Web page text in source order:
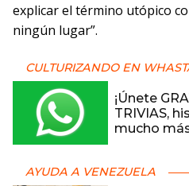
explicar el término utópico
ningún lugar”.
CULTURIZANDO EN
¡Únete
TRIVIAS,
mucho
AYUDA A VENEZUELA